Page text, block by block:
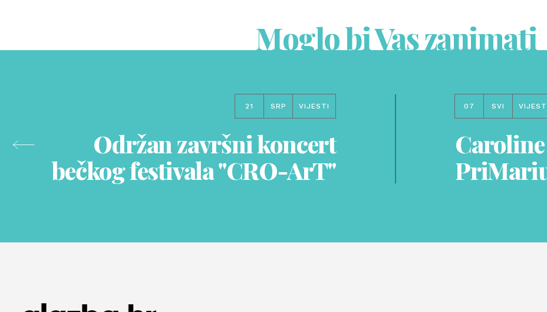
Moglo bi Vas zanimati
21 SRP VIJESTI
Održan završni koncert
bečkog festivala "CRO-ArT"
07 SVI
Caroline